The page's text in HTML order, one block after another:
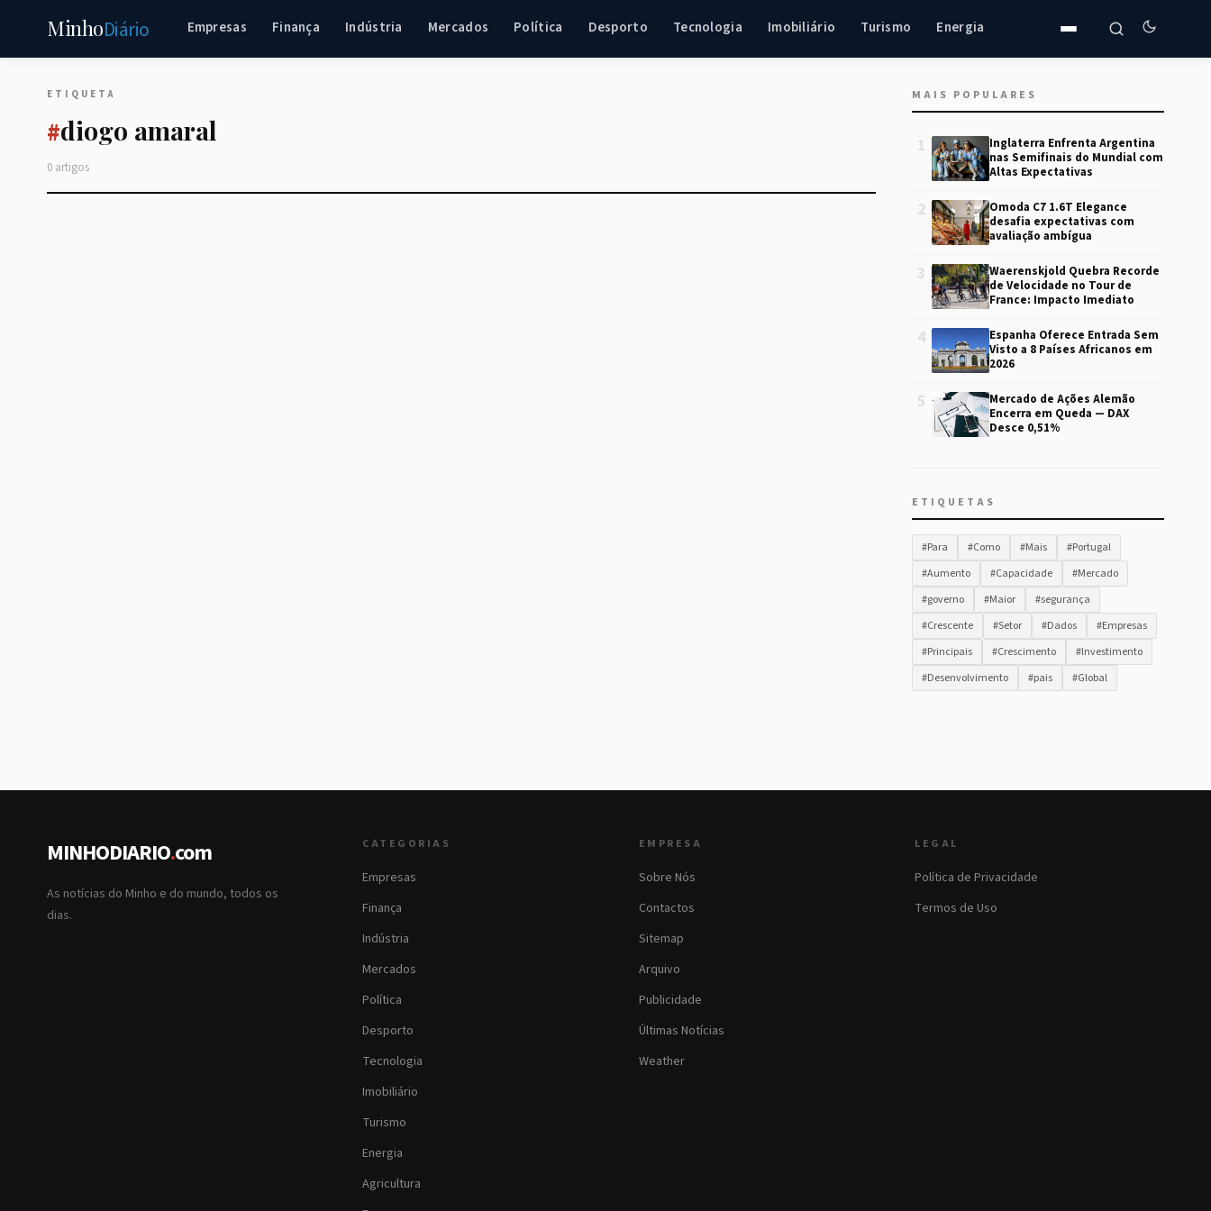
MinhoDiário Empresas Finança Indústria Mercados Política Desporto Tecnologia Imobiliário Turismo Energia
ETIQUETA
#diogo amaral
0 artigos
MAIS POPULARES
1
Inglaterra Enfrenta Argentina
nas Semifinais do Mundial com
Altas Expectativas
2
Omoda C7 1.6T Elegance
desafia expectativas com
avaliação ambígua
3
Waerenskjold Quebra Recorde
de Velocidade no Tour de
France: Impacto Imediato
4
Espanha Oferece Entrada Sem
Visto a 8 Países Africanos em
2026
5
Mercado de Ações Alemão
Encerra em Queda — DAX
Desce 0,51%
ETIQUETAS
#Para #Como #Mais
#Portugal
#Aumento
#Capacidade
#Mercado
#governo
#Maior
#segurança
#Crescente
#Setor #Dados
#Empresas
#Principais
#Crescimento
#Investimento
#Desenvolvimento
#pais #Global
MINHODIARIO.com
As notícias do Minho e do mundo, todos os
dias.
CATEGORIAS
Empresas
Finança
Indústria
Mercados
Política
Desporto
Tecnologia
Imobiliário
Turismo
Energia
Agricultura
EMPRESA
Sobre Nós
Contactos
Sitemap
Arquivo
Publicidade
Últimas Notícias
Weather
LEGAL
Política de Privacidade
Termos de Uso